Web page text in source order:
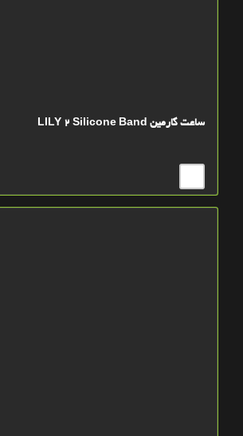
ساعت گارمین LILY 2 Silicone Band